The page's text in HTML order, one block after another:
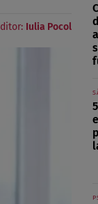
Iulia Pocol